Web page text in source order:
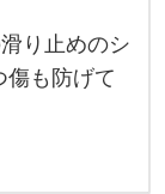
り止めのシ
傷も防げて